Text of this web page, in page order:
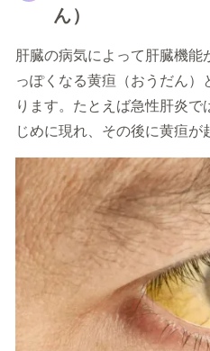
ん）
肝臓の病気によって肝臓機
っぽくなる黄疸（おうだん
ります。たとえば急性肝炎
じめに現れ、その後に黄疸が